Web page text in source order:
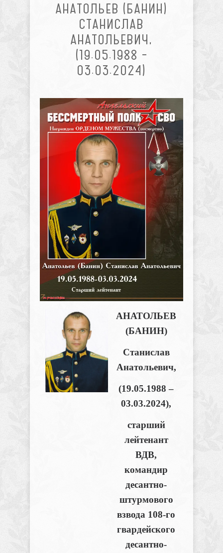
АНАТОЛЬЕВ (БАНИН)
СТАНИСЛАВ
АНАТОЛЬЕВИЧ,
(19.05.1988 –
03.03.2024)
АНАТОЛЬЕВ
(БАНИН)
Станислав
Анатольевич,
(19.05.1988 –
03.03.2024),
старший
лейтенант
ВДВ,
командир
десантно-
штурмового
взвода 108-го
гвардейского
десантно-